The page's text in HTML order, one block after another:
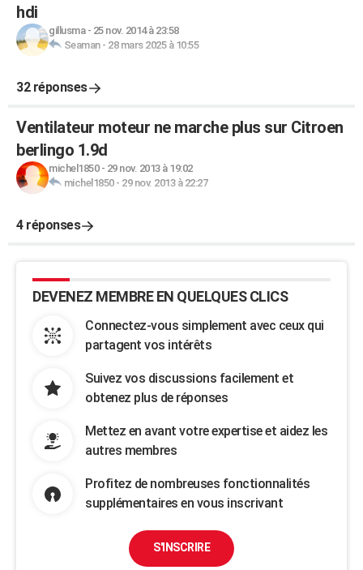
hdi
gillusma- 25 nov. 2014 à 23:58
Seaman- 28 mars 2025 à 10:55
32 réponses
Ventilateur moteur ne marche plus sur Citroen
berlingo 1.9d
michel1850- 29 nov. 2013 à 19:02
michel1850- 29 nov. 2013 à 22:27
4 réponses
DEVENEZ MEMBRE EN QUELQUES CLICS
Connectez-vous simplement avec ceux qui
partagent vos intérêts
Suivez vos discussions facilement et
obtenez plus de réponses
Mettez en avant votre expertise et aidez les
autres membres
Profitez de nombreuses fonctionnalités
supplémentaires en vous inscrivant
S'INSCRIRE